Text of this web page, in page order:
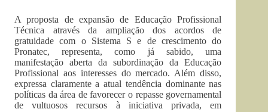
A proposta de expansão de Educação Profissional
Técnica através da ampliação dos acordos de
gratuidade com o Sistema S e de crescimento do
Pronatec, representa, como já sabido, uma
manifestação aberta da subordinação da Educação
Profissional aos interesses do mercado. Além disso,
expressa claramente a atual tendência dominante nas
políticas da área de favorecer o repasse governamental
de vultuosos recursos à iniciativa privada, em